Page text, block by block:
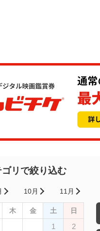
リで絞り込む
10月 11月
木 金 土 日
1
2